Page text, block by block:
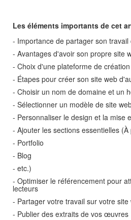
Les éléments importants de cet
- Importance de partager son
- Avantages d'avoir son propre site
- Choix d'une plateforme de
- Étapes pour créer son site web
- Choisir un nom de domaine et un
- Sélectionner un modèle de site
- Personnaliser le design et la mise
- Ajouter les sections essentielles (À
- Portfolio
- Blog
- etc.)
- Optimiser le référencement pour
lecteurs
- Partager votre travail sur votre
- Publier des extraits de vos œuvres